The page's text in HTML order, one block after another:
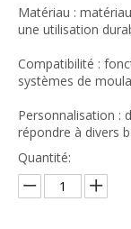
Matériau :
une utilisation
Compatibilité :
systèmes de
Personnalisation :
répondre à divers
Quantité: